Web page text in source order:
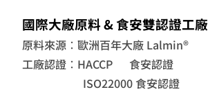
國際大廠原料 & 食安雙認證工廠
原料來源：歐洲百年大廠 Lalmin®
工廠認證：HACCP 食安認證
ISO22000 食安認證